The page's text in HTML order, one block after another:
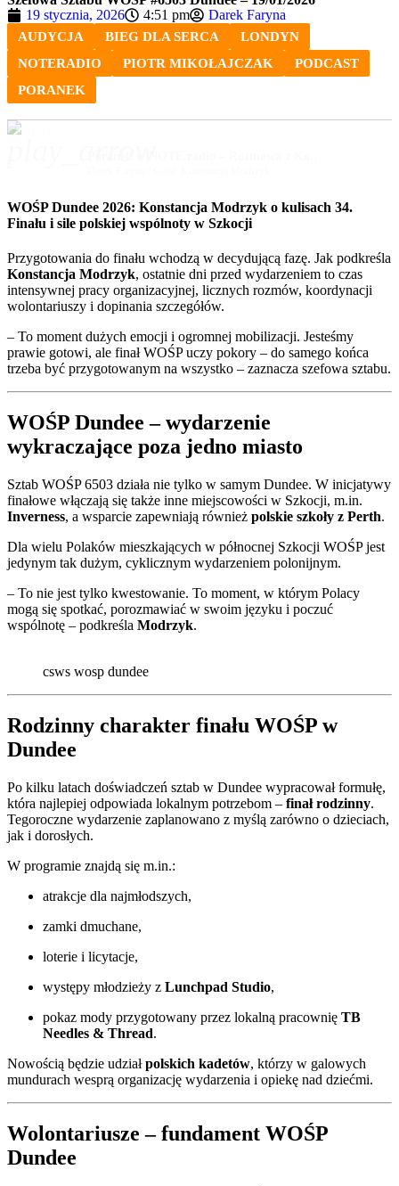
19 stycznia, 2026
4:51 pm Darek Faryna
AUDYCJA BIEG DLA SERCA
LONDYN
NOTERADIO
PIOTR MIKOŁAJCZAK
PODCAST
PORANEK
WOŚP Dundee 2026: Konstancja Modrzyk o kulisach 34.
Finału i sile polskiej wspólnoty w Szkocji
Przygotowania do finału wchodzą w decydującą fazę. Jak podkreśla
Konstancja Modrzyk, ostatnie dni przed wydarzeniem to czas
intensywnej pracy organizacyjnej, licznych rozmów, koordynacji
wolontariuszy i dopinania szczegółów.
– To moment dużych emocji i ogromnej mobilizacji. Jesteśmy
prawie gotowi, ale finał WOŚP uczy pokory – do samego końca
trzeba być przygotowanym na wszystko – zaznacza szefowa sztabu.
WOŚP Dundee – wydarzenie
wykraczające poza jedno miasto
Sztab WOŚP 6503 działa nie tylko w samym Dundee. W inicjatywy
finałowe włączają się także inne miejscowości w Szkocji, m.in.
Inverness, a wsparcie zapewniają również polskie szkoły z Perth.
Dla wielu Polaków mieszkających w północnej Szkocji WOŚP jest
jedynym tak dużym, cyklicznym wydarzeniem polonijnym.
– To nie jest tylko kwestowanie. To moment, w którym Polacy
mogą się spotkać, porozmawiać w swoim języku i poczuć
wspólnotę – podkreśla Modrzyk.
csws wosp dundee
Rodzinny charakter finału WOŚP w
Dundee
Po kilku latach doświadczeń sztab w Dundee wypracował formułę,
która najlepiej odpowiada lokalnym potrzebom – finał rodzinny.
Tegoroczne wydarzenie zaplanowano z myślą zarówno o dzieciach,
jak i dorosłych.
W programie znajdą się m.in.:
atrakcje dla najmłodszych,
zamki dmuchane,
loterie i licytacje,
występy młodzieży z Lunchpad Studio,
pokaz mody przygotowany przez lokalną pracownię TB
Needles & Thread.
Nowością będzie udziałpolskich kadetów, którzy w galowych
mundurach wesprą organizację wydarzenia i opiekę nad dziećmi.
Wolontariusze – fundament WOŚP
Dundee